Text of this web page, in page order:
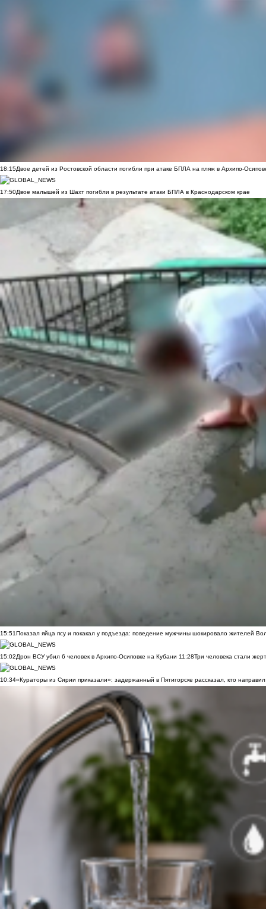
18:15Двое детей из Ростовской области погибли при атаке БПЛА на пляж в Архипо-
17:50Двое малышей из Шахт погибли в результате атаки БПЛА в Краснодарском крае
15:51Показал яйца псу и покакал у подъезда: поведение мужчины шокировало жителей
15:02Дрон ВСУ убил 6 человек в Архипо-Осиповке на Кубани 11:28Три человека стали
10:34«Кураторы из Сирии приказали»: задержанный в Пятигорске рассказал, кто направил